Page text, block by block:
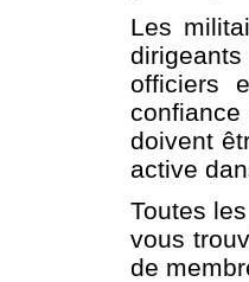
Les
officiers
doivent
active
Toutes
vous
de